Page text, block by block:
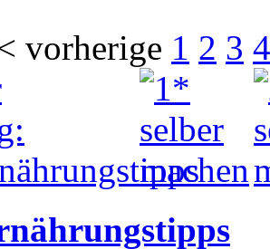
vorherige 1 2 3 4